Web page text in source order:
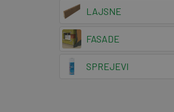
LAJSNE
FASADE
SPREJEVI